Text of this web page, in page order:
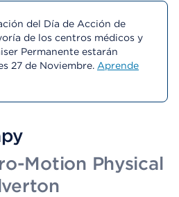
del Día de Acción de
de los centros médicos y
Permanente estarán
27 de Noviembre. Aprende
Motion Physical